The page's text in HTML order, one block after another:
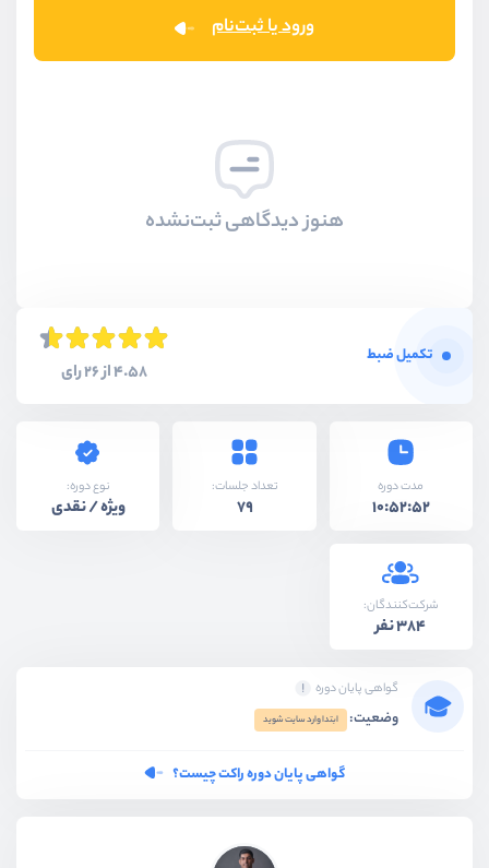
ورود یا ثبت‌نام
هنوز دیدگاهی ثبت‌نشده
تکمیل ضبط
4.58 از 26 رای
مدت دوره
10:52:52
تعداد جلسات:
79
نوع دوره:
ویژه / نقدی
شرکت‌کنندگان:
384 نفر
گواهی پایان دوره
وضعیت: ابتدا وارد سایت شوید
گواهی پایان دوره راکت چیست؟